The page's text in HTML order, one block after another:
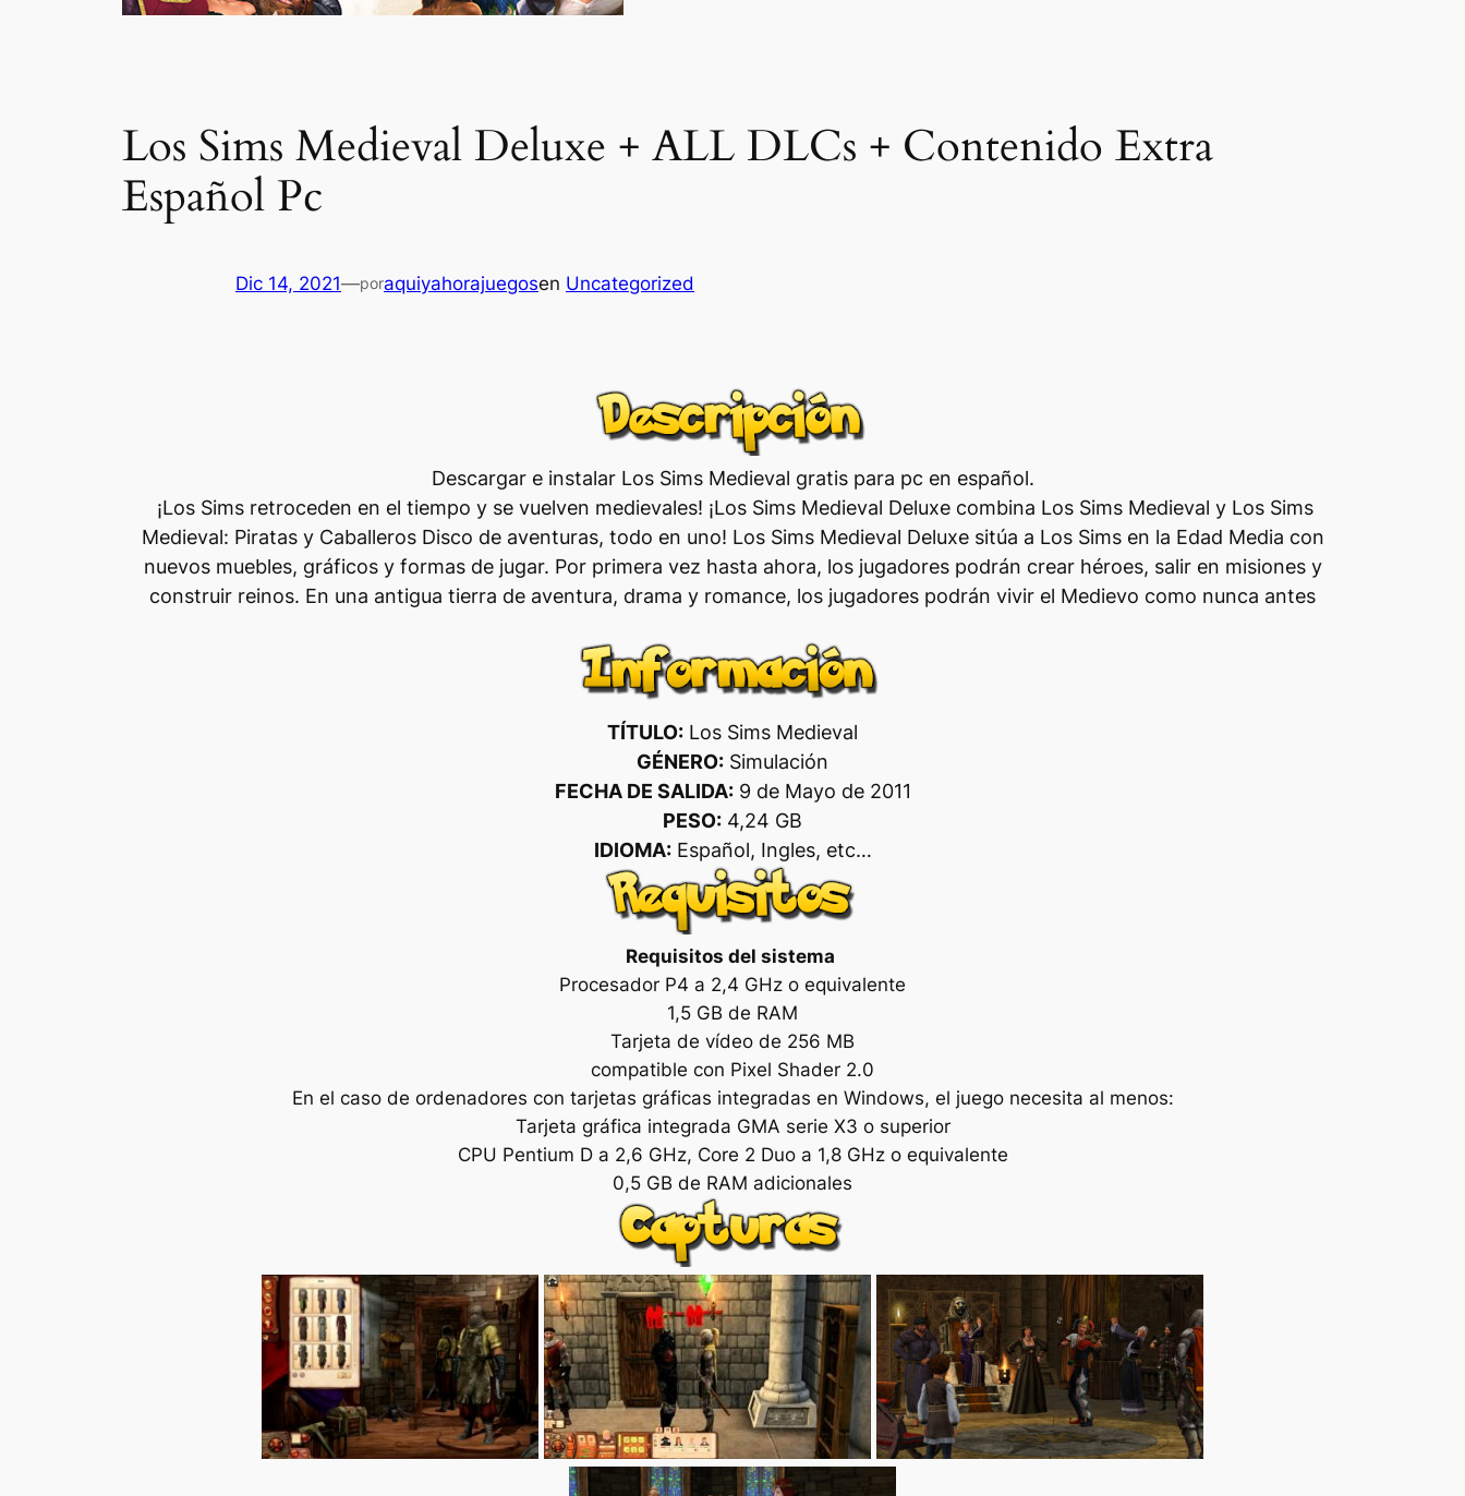
Los Sims Medieval Deluxe + ALL DLCs + Contenido Extra
Español Pc
Dic 14, 2021—poraquiyahorajuegosen Uncategorized
Descargar e instalar Los Sims Medieval gratis para pc en español.
¡Los Sims retroceden en el tiempo y se vuelven medievales! ¡Los Sims Medieval Deluxe combina Los Sims Medieval y Los Sims
Medieval: Piratas y Caballeros Disco de aventuras, todo en uno! Los Sims Medieval Deluxe sitúa a Los Sims en la Edad Media con
nuevos muebles, gráficos y formas de jugar. Por primera vez hasta ahora, los jugadores podrán crear héroes, salir en misiones y
construir reinos. En una antigua tierra de aventura, drama y romance, los jugadores podrán vivir el Medievo como nunca antes
TÍTULO: Los Sims Medieval
GÉNERO: Simulación
FECHA DE SALIDA:9 de Mayo de 2011
PESO: 4,24 GB
IDIOMA:Español, Ingles, etc…
Requisitos del sistema
Procesador P4 a 2,4 GHz o equivalente
1,5 GB de RAM
Tarjeta de vídeo de 256 MB
compatible con Pixel Shader 2.0
En el caso de ordenadores con tarjetas gráficas integradas en Windows, el juego necesita al menos:
Tarjeta gráfica integrada GMA serie X3 o superior
CPU Pentium D a 2,6 GHz, Core 2 Duo a 1,8 GHz o equivalente
0,5 GB de RAM adicionales